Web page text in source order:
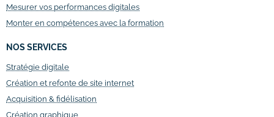
Mesurer vos performances digitales
Monter en compétences avec la formation
NOS SERVICES
Stratégie digitale
Création et refonte de site internet
Acquisition & fidélisation
Création graphique